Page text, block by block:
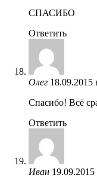
СПАСИБО
Ответить
Олег 18.09.2015
Спасибо! Всё
Ответить
Иван